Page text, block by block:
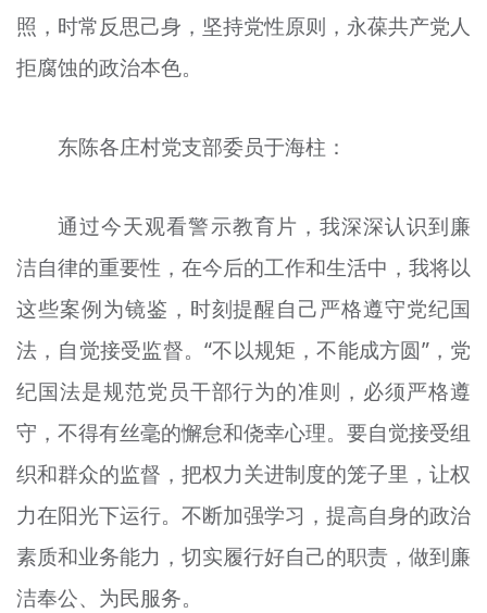
照，时常反思己身，坚持党性原则，永葆共产党人
拒腐蚀的政治本色。
东陈各庄村党支部委员于海柱：
通过今天观看警示教育片，我深深认识到廉
洁自律的重要性，在今后的工作和生活中，我将以
这些案例为镜鉴，时刻提醒自己严格遵守党纪国
法，自觉接受监督。“不以规矩，不能成方圆”，党
纪国法是规范党员干部行为的准则，必须严格遵
守，不得有丝毫的懈怠和侥幸心理。要自觉接受组
织和群众的监督，把权力关进制度的笼子里，让权
力在阳光下运行。不断加强学习，提高自身的政治
素质和业务能力，切实履行好自己的职责，做到廉
洁奉公、为民服务。